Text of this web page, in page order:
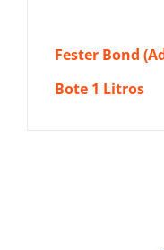
Fester Bond
Bote 1 Litros